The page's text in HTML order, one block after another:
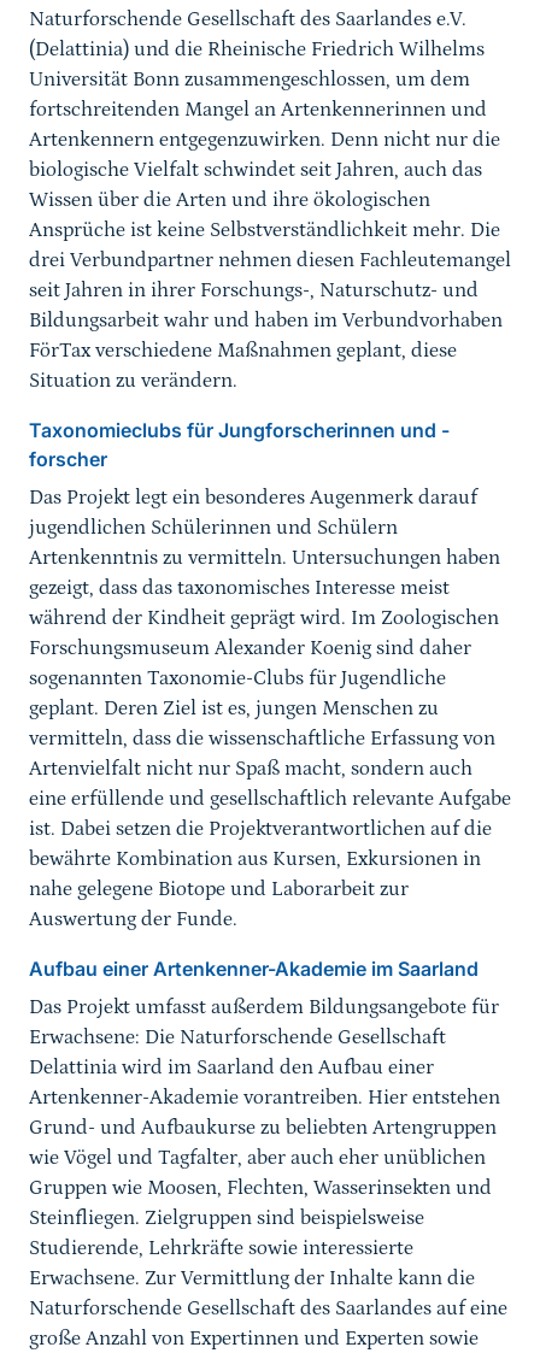
Naturforschende Gesellschaft des Saarlandes e.V.
(Delattinia) und die Rheinische Friedrich Wilhelms
Universität Bonn zusammengeschlossen, um dem
fortschreitenden Mangel an Artenkennerinnen und
Artenkennern entgegenzuwirken. Denn nicht nur die
biologische Vielfalt schwindet seit Jahren, auch das
Wissen über die Arten und ihre ökologischen
Ansprüche ist keine Selbstverständlichkeit mehr. Die
drei Verbundpartner nehmen diesen Fachleutemangel
seit Jahren in ihrer Forschungs-, Naturschutz- und
Bildungsarbeit wahr und haben im Verbundvorhaben
FörTax verschiedene Maßnahmen geplant, diese
Situation zu verändern.
Taxonomieclubs für Jungforscherinnen und -
forscher
Das Projekt legt ein besonderes Augenmerk darauf
jugendlichen Schülerinnen und Schülern
Artenkenntnis zu vermitteln. Untersuchungen haben
gezeigt, dass das taxonomisches Interesse meist
während der Kindheit geprägt wird. Im Zoologischen
Forschungsmuseum Alexander Koenig sind daher
sogenannten Taxonomie-Clubs für Jugendliche
geplant. Deren Ziel ist es, jungen Menschen zu
vermitteln, dass die wissenschaftliche Erfassung von
Artenvielfalt nicht nur Spaß macht, sondern auch
eine erfüllende und gesellschaftlich relevante Aufgabe
ist. Dabei setzen die Projektverantwortlichen auf die
bewährte Kombination aus Kursen, Exkursionen in
nahe gelegene Biotope und Laborarbeit zur
Auswertung der Funde.
Aufbau einer Artenkenner-Akademie im Saarland
Das Projekt umfasst außerdem Bildungsangebote für
Erwachsene: Die Naturforschende Gesellschaft
Delattinia wird im Saarland den Aufbau einer
Artenkenner-Akademie vorantreiben. Hier entstehen
Grund- und Aufbaukurse zu beliebten Artengruppen
wie Vögel und Tagfalter, aber auch eher unüblichen
Gruppen wie Moosen, Flechten, Wasserinsekten und
Steinfliegen. Zielgruppen sind beispielsweise
Studierende, Lehrkräfte sowie interessierte
Erwachsene. Zur Vermittlung der Inhalte kann die
Naturforschende Gesellschaft des Saarlandes auf eine
große Anzahl von Expertinnen und Experten sowie